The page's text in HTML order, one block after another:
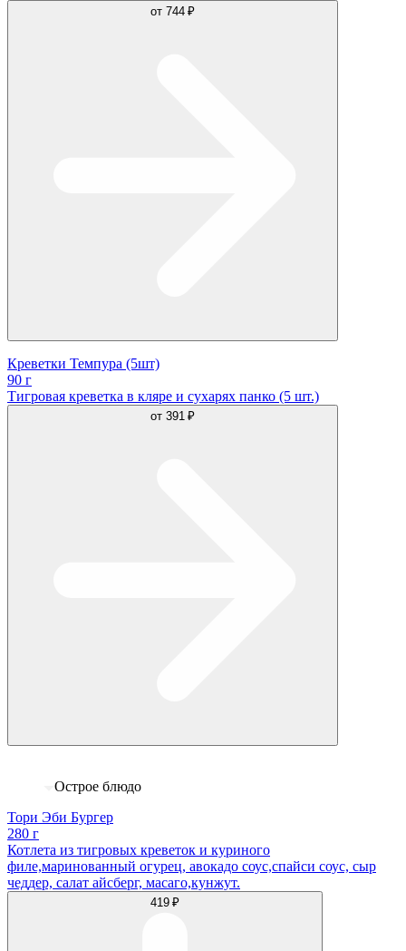
от 744 ₽
Креветки Темпура (5шт)
90 г
Тигровая креветка в кляре и сухарях панко (5 шт.)
от 391 ₽
Острое блюдо
Тори Эби Бургер
280 г
Котлета из тигровых креветок и куриного
филе,маринованный огурец, авокадо соус,спайси соус, сыр
чеддер, салат айсберг, масаго,кунжут.
419 ₽